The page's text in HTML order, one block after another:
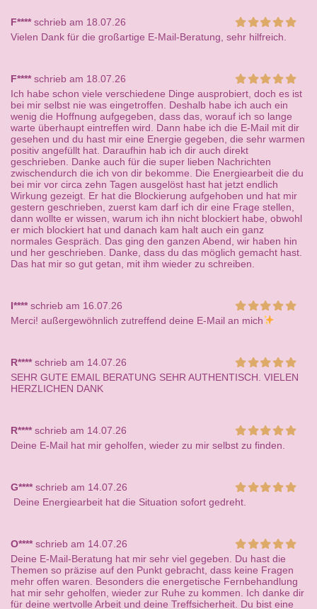
F****schrieb am 18.07.26
Vielen Dank für die großartige E-Mail-Beratung, sehr hilfreich.
F****schrieb am 18.07.26
Ich habe schon viele verschiedene Dinge ausprobiert, doch es ist
bei mir selbst nie was eingetroffen. Deshalb habe ich auch ein
wenig die Hoffnung aufgegeben, dass das, worauf ich so lange
warte überhaupt eintreffen wird. Dann habe ich die E-Mail mit dir
gesehen und du hast mir eine Energie gegeben, die sehr warmen
positiv angefüllt hat. Daraufhin hab ich dir auch direkt
geschrieben. Danke auch für die super lieben Nachrichten
zwischendurch die ich von dir bekomme. Die Energiearbeit die du
bei mir vor circa zehn Tagen ausgelöst hast hat jetzt endlich
Wirkung gezeigt. Er hat die Blockierung aufgehoben und hat mir
gestern geschrieben, zuerst kam darf ich dir eine Frage stellen,
dann wollte er wissen, warum ich ihn nicht blockiert habe, obwohl
er mich blockiert hat und danach kam halt auch ein ganz
normales Gespräch. Das ging den ganzen Abend, wir haben hin
und her geschrieben. Danke, dass du das möglich gemacht hast.
Das hat mir so gut getan, mit ihm wieder zu schreiben.
I****schrieb am 16.07.26
Merci! außergewöhnlich zutreffend deine E-Mail an mich
R****schrieb am 14.07.26
SEHR GUTE EMAIL BERATUNG SEHR AUTHENTISCH. VIELEN
HERZLICHEN DANK
R****schrieb am 14.07.26
Deine E-Mail hat mir geholfen, wieder zu mir selbst zu finden.
G****schrieb am 14.07.26
Deine Energiearbeit hat die Situation sofort gedreht.
O****schrieb am 14.07.26
Deine E-Mail-Beratung hat mir sehr viel gegeben. Du hast die
Themen so präzise auf den Punkt gebracht, dass keine Fragen
mehr offen waren. Besonders die energetische Fernbehandlung
hat mir sehr geholfen, wieder zur Ruhe zu kommen. Ich danke dir
für deine wertvolle Arbeit und deine Treffsicherheit. Du bist eine